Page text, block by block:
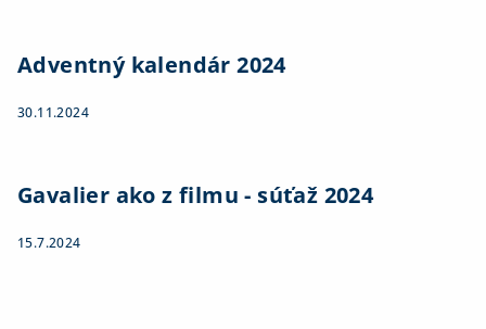
Adventný kalendár 2024
30.11.2024
Gavalier ako z filmu - súťaž 2024
15.7.2024